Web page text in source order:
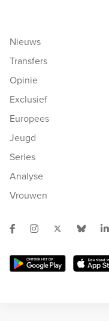
Nieuws
Transfers
Opinie
Exclusief
Europees
Jeugd
Series
Analyse
Vrouwen